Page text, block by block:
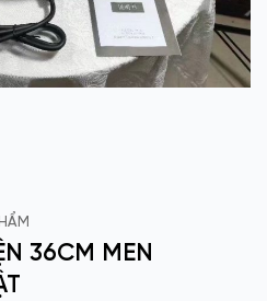
36CM MEN